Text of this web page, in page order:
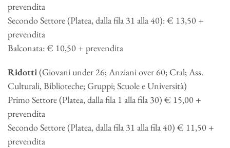
prevendita
Secondo Settore (Platea, dalla fila 31 alla 40): € 13,50 +
prevendita
Balconata: € 10,50 + prevendita
Ridotti(Giovani under 26; Anziani over 60; Cral; Ass.
Culturali, Biblioteche; Gruppi; Scuole e Università)
Primo Settore (Platea, dalla fila 1 alla fila 30) € 15,00 +
prevendita
Secondo Settore (Platea, dalla fila 31 alla fila 40) € 11,50 +
prevendita